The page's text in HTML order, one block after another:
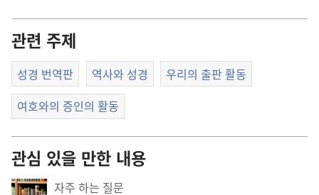
관련 주제
성경 번역판 역사와 성경
우리의 출판 활동
여호와의 증인의 활동
관심 있을 만한 내용
자주 하는 질문